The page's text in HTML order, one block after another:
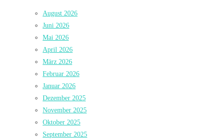
August 2026
Juni 2026
Mai 2026
April 2026
März 2026
Februar 2026
Januar 2026
Dezember 2025
November 2025
Oktober 2025
September 2025